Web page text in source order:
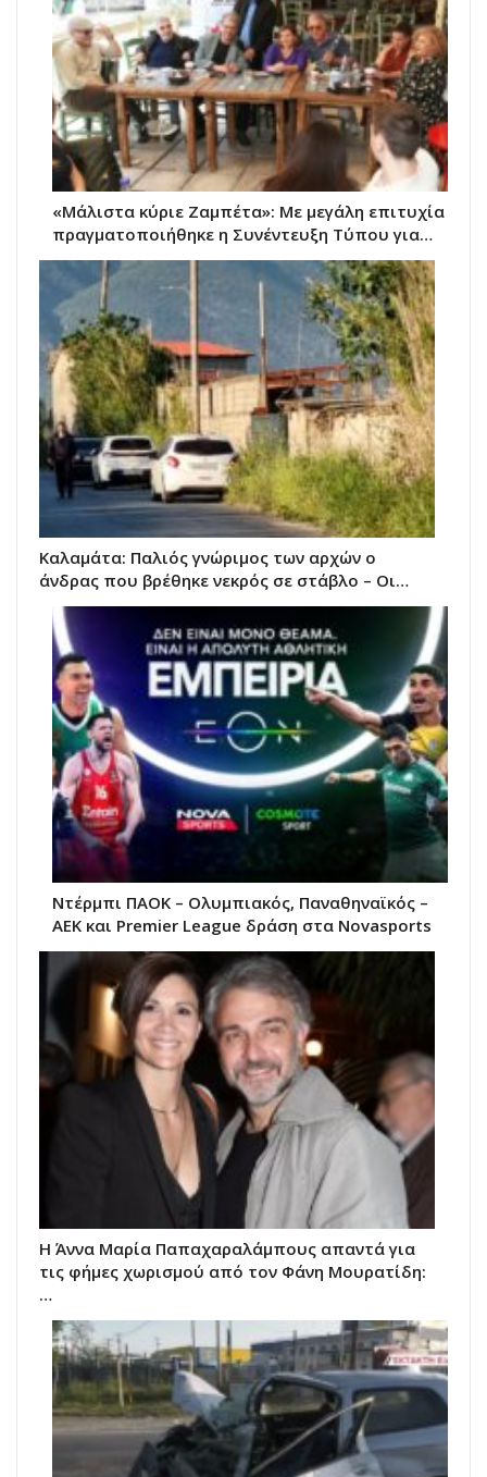
«Μάλιστα κύριε Ζαμπέτα»: Με μεγάλη επιτυχία
πραγματοποιήθηκε η Συνέντευξη Τύπου για…
Καλαμάτα: Παλιός γνώριμος των αρχών ο
άνδρας που βρέθηκε νεκρός σε στάβλο – Οι…
Ντέρμπι ΠΑΟΚ – Ολυμπιακός, Παναθηναϊκός –
ΑΕΚ και Premier League δράση στα Novasports
Η Άννα Μαρία Παπαχαραλάμπους απαντά για
τις φήμες χωρισμού από τον Φάνη Μουρατίδη:
…